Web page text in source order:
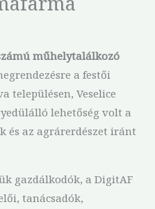
számú műhelytalálkozó
a festői
településen, Veselice
lehetőség volt a
és az agrárerdészet iránt
gazdálkodók, a DigitAF
tanácsadók,